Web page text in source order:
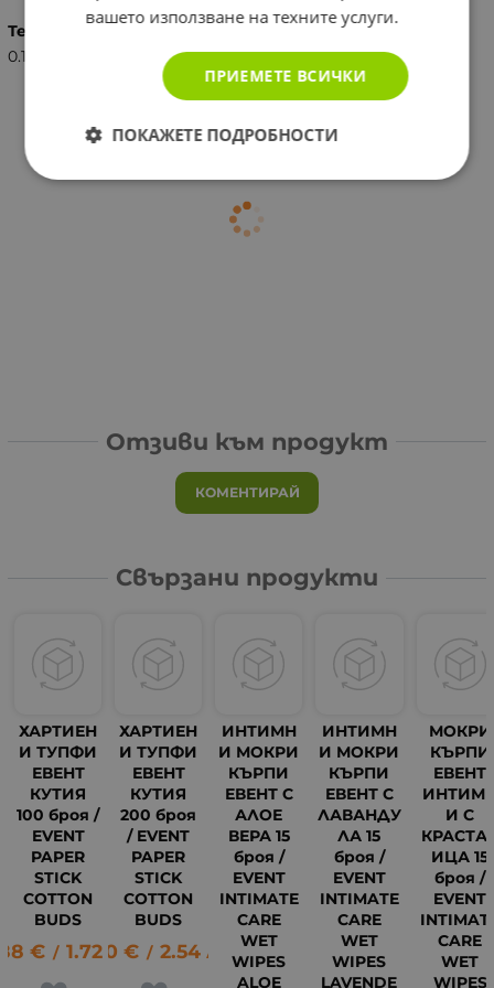
Тегло (кг.)
0.12
Отзиви към продукт
КОМЕНТИРАЙ
Свързани продукти
ХАРТИЕН
И ТУПФИ
ЕВЕНТ
КУТИЯ
100 броя /
EVENT
PAPER
STICK
COTTON
BUDS
€ / 1.72 лв.
ХАРТИЕН
И ТУПФИ
ЕВЕНТ
КУТИЯ
200 броя
/ EVENT
PAPER
STICK
COTTON
BUDS
1.30 € / 2.54 лв.
ИНТИМН
И МОКРИ
КЪРПИ
ЕВЕНТ С
АЛОЕ
ВЕРА 15
броя /
EVENT
INTIMATE
CARE
WET
WIPES
ALOE
ИНТИМН
И МОКРИ
КЪРПИ
ЕВЕНТ С
ЛАВАНДУ
ЛА 15
броя /
EVENT
INTIMATE
CARE
WET
WIPES
LAVENDE
МОКРИ
КЪРПИ
ЕВЕНТ
И С
ИЦА 15
броя /
EVENT
CARE
WET
WIPES
вашето използване на техните услуги.
ПРИЕМЕТЕ ВСИЧКИ
ПОКАЖЕТЕ ПОДРОБНОСТИ